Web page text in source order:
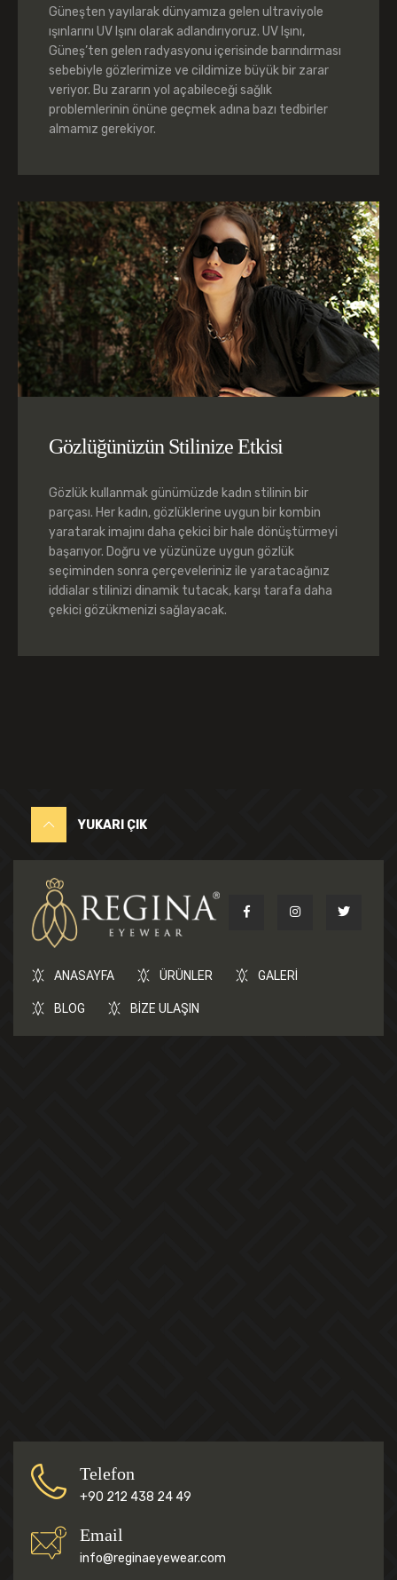
Güneşten yayılarak dünyamıza gelen ultraviyole
ışınlarını UV Işını olarak adlandırıyoruz. UV Işını,
Güneş’ten gelen radyasyonu içerisinde barındırması
sebebiyle gözlerimize ve cildimize büyük bir zarar
veriyor. Bu zararın yol açabileceği sağlık
problemlerinin önüne geçmek adına bazı tedbirler
almamız gerekiyor.
Gözlüğünüzün Stilinize Etkisi
Gözlük kullanmak günümüzde kadın stilinin bir
parçası. Her kadın, gözlüklerine uygun bir kombin
yaratarak imajını daha çekici bir hale dönüştürmeyi
başarıyor. Doğru ve yüzünüze uygun gözlük
seçiminden sonra çerçeveleriniz ile yaratacağınız
iddialar stilinizi dinamik tutacak, karşı tarafa daha
çekici gözükmenizi sağlayacak.
YUKARI ÇIK
ANASAYFA ÜRÜNLER GALERİ
BLOG BİZE ULAŞIN
Telefon
+90 212 438 24 49
Email
info@reginaeyewear.com